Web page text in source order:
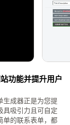
功能并提升用户
生成器正是为您提
具吸引力且可自定
单的联系表单，都